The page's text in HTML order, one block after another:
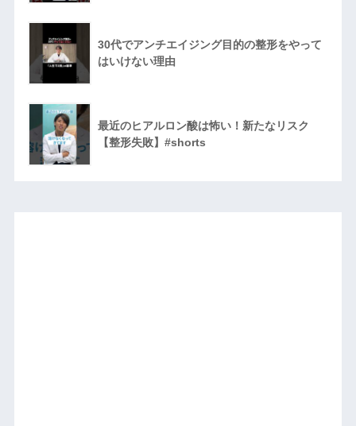
30代でアンチエイジング目的の整形をやって
はいけない理由
最近のヒアルロン酸は怖い！新たなリスク
【整形失敗】#shorts